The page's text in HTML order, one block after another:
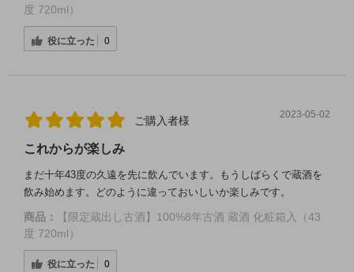
度 720ml）
役に立った 0
ご購入者様 2023-05-02
これからが楽しみ
まだ十年43度の久遠を先に飲んでいます。もうしばらくで蔵酒を
飲み始めます。どのように違っておいしいか楽しみです。
商品：
【限定蔵出し古酒】100%8年古酒 蔵酒 化粧箱入（43
度 720ml）
役に立った 0